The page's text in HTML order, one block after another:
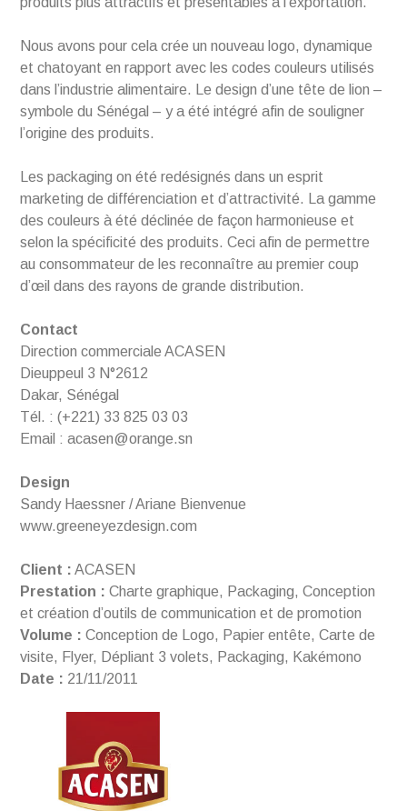
Nous avons pour cela crée un nouveau logo, dynamique
et chatoyant en rapport avec les codes couleurs utilisés
dans l’industrie alimentaire. Le design d’une tête de lion –
symbole du Sénégal – y a été intégré afin de souligner
l’origine des produits.
Les packaging on été redésignés dans un esprit
marketing de différenciation et d’attractivité. La gamme
des couleurs à été déclinée de façon harmonieuse et
selon la spécificité des produits. Ceci afin de permettre
au consommateur de les reconnaître au premier coup
d’œil dans des rayons de grande distribution.
Contact
Direction commerciale ACASEN
Dieuppeul 3 N°2612
Dakar, Sénégal
Tél. : (+221) 33 825 03 03
Email : acasen@orange.sn
Design
Sandy Haessner / Ariane Bienvenue
www.greeneyezdesign.com
Client : ACASEN
Prestation : Charte graphique, Packaging, Conception
et création d’outils de communication et de promotion
Volume : Conception de Logo, Papier entête, Carte de
visite, Flyer, Dépliant 3 volets, Packaging, Kakémono
Date : 21/11/2011